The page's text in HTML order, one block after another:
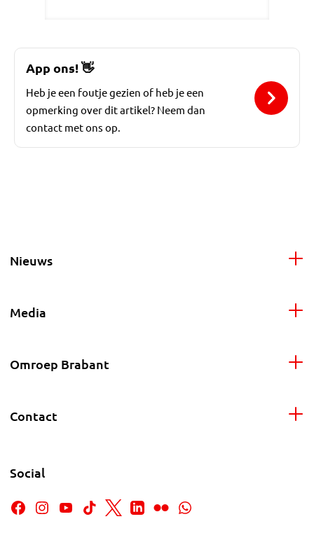
App ons!👋
Heb je een foutje gezien of heb je een
opmerking over dit artikel? Neem dan
contact met ons op.
Nieuws
Media
Omroep Brabant
Contact
Social